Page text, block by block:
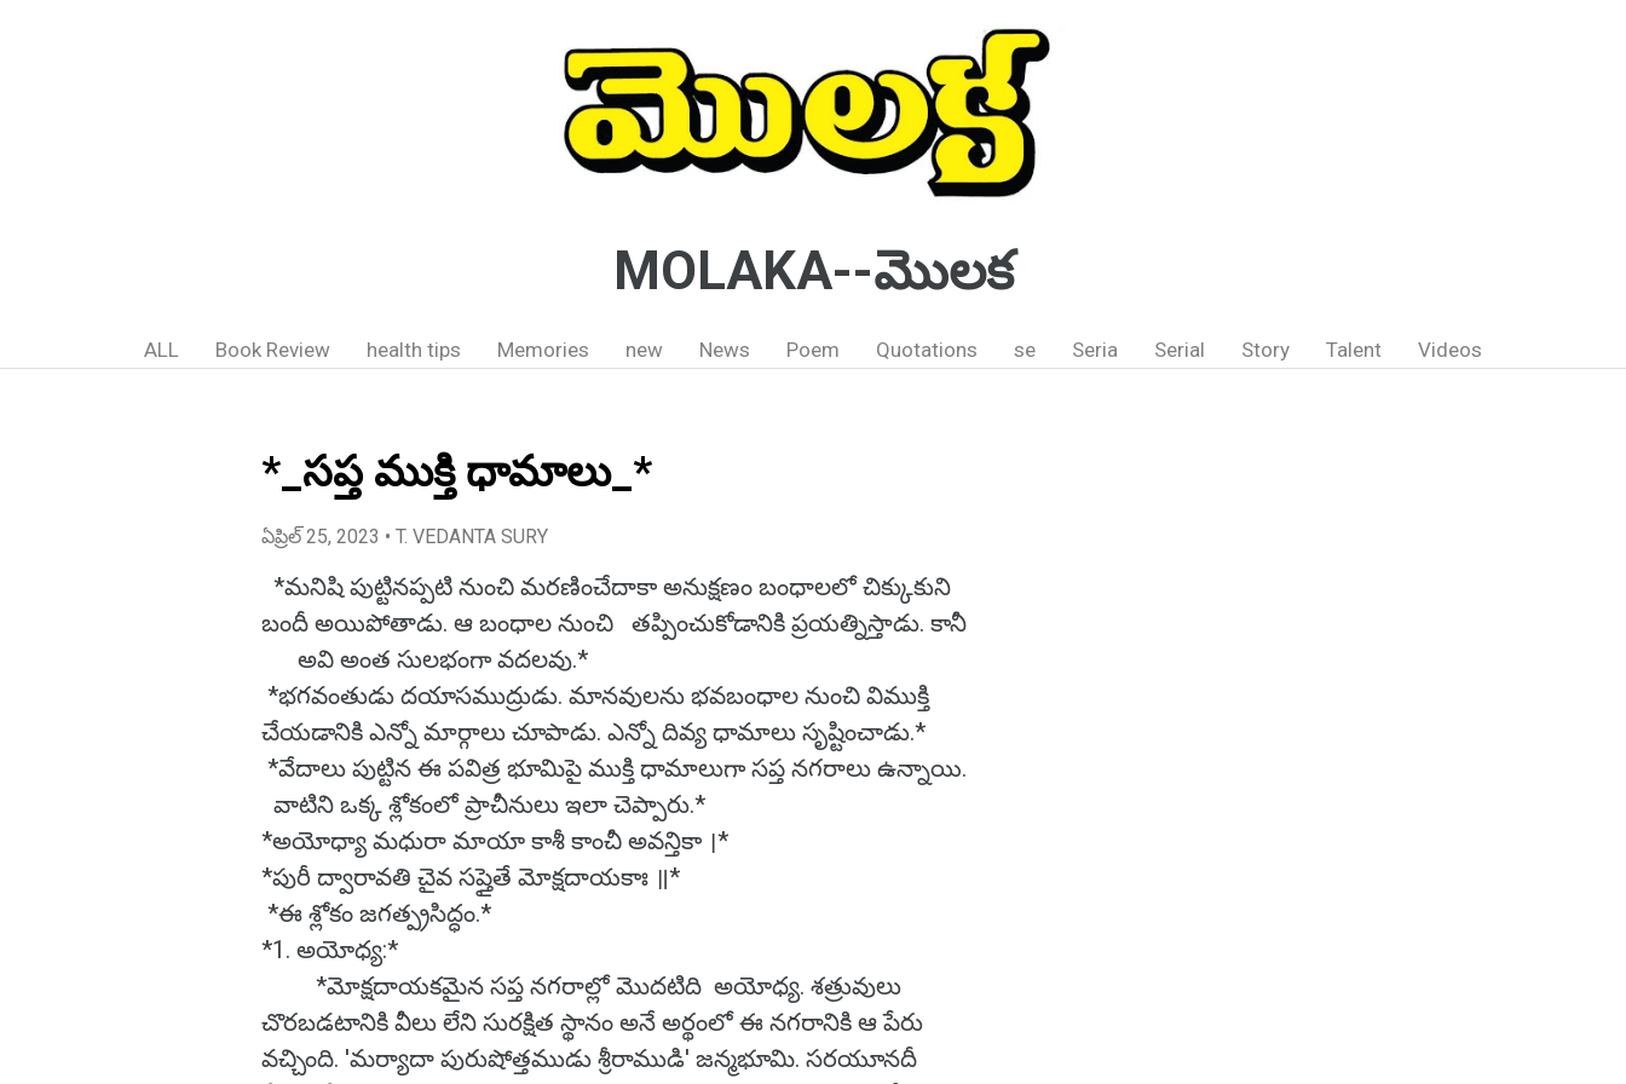
MOLAKA--మొలక
ALL Book Review health tips Memories new News Poem Quotations se Seria Serial Story Talent Videos
*_సప్త ముక్తి ధామాలు_*
ఏప్రిల్ 25, 2023 • T. VEDANTA SURY
*మనిషి పుట్టినప్పటి నుంచి మరణించేదాకా అనుక్షణం బంధాలలో చిక్కుకుని
బందీ అయిపోతాడు. ఆ బంధాల నుంచి తప్పించుకోడానికి ప్రయత్నిస్తాడు. కానీ
అవి అంత సులభంగా వదలవు.*
*భగవంతుడు దయాసముద్రుడు. మానవులను భవబంధాల నుంచి విముక్తి
చేయడానికి ఎన్నో మార్గాలు చూపాడు. ఎన్నో దివ్య ధామాలు సృష్టించాడు.*
*వేదాలు పుట్టిన ఈ పవిత్ర భూమిపై ముక్తి ధామాలుగా సప్త నగరాలు ఉన్నాయి.
వాటిని ఒక్క శ్లోకంలో ప్రాచీనులు ఇలా చెప్పారు.*
*అయోధ్యా మధురా మాయా కాశీ కాంచీ అవన్తికా ।*
*పురీ ద్వారావతి చైవ సప్తైతే మోక్షదాయకాః ॥*
*ఈ శ్లోకం జగత్ప్రసిద్ధం.*
*1. అయోధ్య:*
*మోక్షదాయకమైన సప్త నగరాల్లో మొదటిది అయోధ్య. శత్రువులు
చొరబడటానికి వీలు లేని సురక్షిత స్థానం అనే అర్థంలో ఈ నగరానికి ఆ పేరు
వచ్చింది. 'మర్యాదా పురుషోత్తముడు శ్రీరాముడి' జన్మభూమి. సరయూనదీ